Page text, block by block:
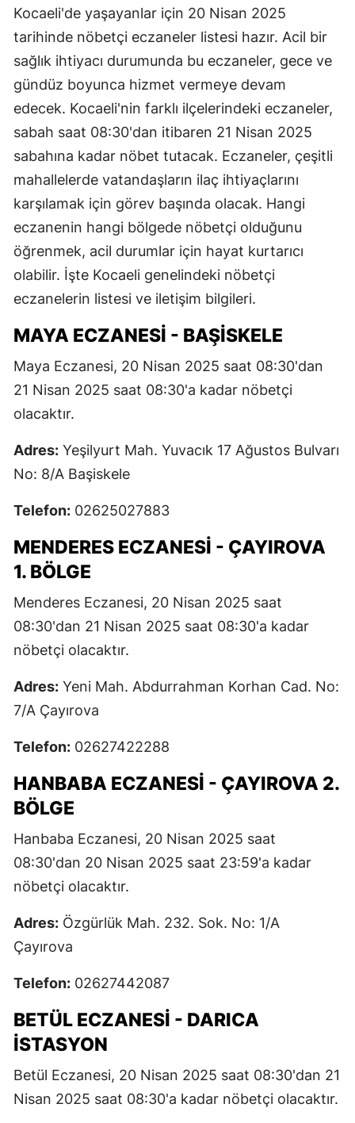
Kocaeli'de yaşayanlar için 20 Nisan 2025
tarihinde nöbetçi eczaneler listesi hazır. Acil bir
sağlık ihtiyacı durumunda bu eczaneler, gece ve
gündüz boyunca hizmet vermeye devam
edecek. Kocaeli'nin farklı ilçelerindeki eczaneler,
sabah saat 08:30'dan itibaren 21 Nisan 2025
sabahına kadar nöbet tutacak. Eczaneler, çeşitli
mahallelerde vatandaşların ilaç ihtiyaçlarını
karşılamak için görev başında olacak. Hangi
eczanenin hangi bölgede nöbetçi olduğunu
öğrenmek, acil durumlar için hayat kurtarıcı
olabilir. İşte Kocaeli genelindeki nöbetçi
eczanelerin listesi ve iletişim bilgileri.
MAYA ECZANESI - BAŞISKELE
Maya Eczanesi, 20 Nisan 2025 saat 08:30'dan
21 Nisan 2025 saat 08:30'a kadar nöbetçi
olacaktır.
Adres: Yeşilyurt Mah. Yuvacık 17 Ağustos Bulvarı
No: 8/A Başiskele
Telefon: 02625027883
MENDERES ECZANESI - ÇAYIROVA
1. BÖLGE
Menderes Eczanesi, 20 Nisan 2025 saat
08:30'dan 21 Nisan 2025 saat 08:30'a kadar
nöbetçi olacaktır.
Adres: Yeni Mah. Abdurrahman Korhan Cad. No:
7/A Çayırova
Telefon: 02627422288
HANBABA ECZANESI - ÇAYIROVA 2.
BÖLGE
Hanbaba Eczanesi, 20 Nisan 2025 saat
08:30'dan 20 Nisan 2025 saat 23:59'a kadar
nöbetçi olacaktır.
Adres: Özgürlük Mah. 232. Sok. No: 1/A
Çayırova
Telefon: 02627442087
BETÜL ECZANESI - DARICA
İSTASYON
Betül Eczanesi, 20 Nisan 2025 saat 08:30'dan 21
Nisan 2025 saat 08:30'a kadar nöbetçi olacaktır.